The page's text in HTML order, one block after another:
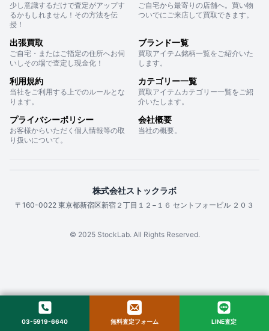
少し意識するだけで査定がアップす
るかもしれません！その方法を伝
授！
ご自宅から最寄りの店舗へ。買い物
ついでにご来店して買取できます。
出張買取
ご自宅・またはご指定の住所へお伺
いしその場で査定し現金化！
ブランド一覧
買取アイテム銘柄一覧をご紹介いた
します。
利用規約
当社をご利用する上でのルールとな
ります。
カテゴリー一覧
買取アイテムカテゴリー一覧をご紹
介いたします。
プライバシーポリシー
お客様からいただく個人情報等の取
り扱いについて。
会社概要
当社の概要。
株式会社ストックラボ
〒160-0022 東京都新宿区新宿２丁目１２−１６ セントフォービル ２０３
© 2025 StockLab. All Rights Reserved.
03-5919-6640 無料査定フォーム LINE査定